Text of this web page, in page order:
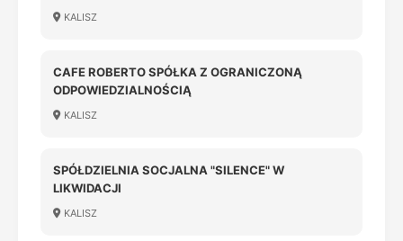
KALISZ
CAFE ROBERTO SPÓŁKA Z OGRANICZONĄ
ODPOWIEDZIALNOŚCIĄ
KALISZ
SPÓŁDZIELNIA SOCJALNA "SILENCE" W
LIKWIDACJI
KALISZ